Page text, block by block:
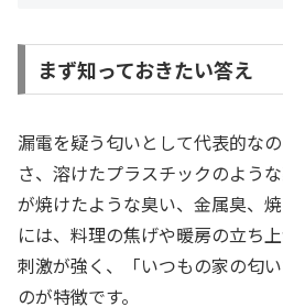
まず知っておきたい答え
漏電を疑う匂いとして代表的な
さ、溶けたプラスチックのよう
が焼けたような臭い、金属臭、
には、料理の焦げや暖房の立ち
刺激が強く、「いつもの家の匂
のが特徴です。